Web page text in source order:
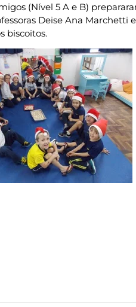
(Nível 5 A e B)
Deise Ana Marchetti
biscoitos.